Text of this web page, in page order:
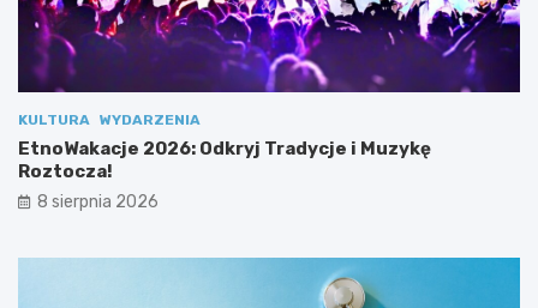
p
o
ł
u
!
t
o
c
z
a
!
KULTURA WYDARZENIA
EtnoWakacje 2026: Odkryj Tradycje i Muzykę
Roztocza!
8 sierpnia 2026